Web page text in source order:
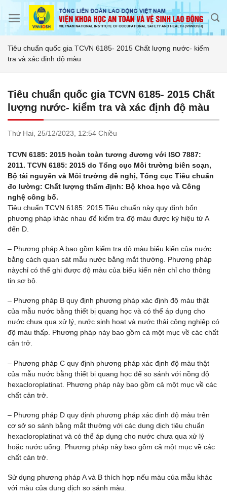
Tiêu chuẩn quốc gia TCVN 6185- 2015 Chất lượng nước- kiểm
tra và xác định độ màu
Tiêu chuẩn quốc gia TCVN 6185- 2015 Chất
lượng nước- kiểm tra và xác định độ màu
Thứ Hai, 25/12/2023, 12:54 Chiều
TCVN 6185: 2015 hoàn toàn tương đương với ISO 7887:
2011. TCVN 6185: 2015 do Tổng cục Môi trường biên soạn,
Bộ tài nguyên và Môi trường đề nghị, Tổng cục Tiêu chuẩn
đo lường: Chất lượng thẩm định: Bộ khoa học và Công
nghệ công bố.
Tiêu chuẩn TCVN 6185: 2015 Tiêu chuẩn này quy định bốn
phương pháp khác nhau để kiểm tra độ màu được ký hiệu từ A
đến D.
– Phương pháp A bao gồm kiểm tra độ màu biểu kiến của nước
bằng cách quan sát mẫu nước bằng mắt thường. Phương pháp
nàychỉ có thể ghi được độ màu của biểu kiến nên chỉ cho thông
tin sơ bộ.
– Phương pháp B quy định phương pháp xác định độ màu thật
của mẫu nước bằng thiết bị quang học và có thể áp dụng cho
nước chưa qua xử lý, nước sinh hoạt và nước thải công nghiệp có
độ màu thấp. Phương pháp này bao gồm cả một mục về các chất
cản trở.
– Phương pháp C quy định phương pháp xác định độ màu thật
của mẫu nước bằng thiết bị quang học để so sánh với nồng độ
hexacloroplatinat. Phương pháp này bao gồm cả một mục về các
chất cản trở.
– Phương pháp D quy định phương pháp xác định độ màu trên
cơ sở so sánh bằng mắt thường với các dung dịch tiêu chuẩn
hexacloroplatinat và có thể áp dụng cho nước chưa qua xử lý
hoặc nước uống. Phương pháp này bao gồm cả một mục về các
chất cản trở.
Sử dụng phương pháp A và B thích hợp nếu màu của mẫu khác
với màu của dung dịch so sánh màu.